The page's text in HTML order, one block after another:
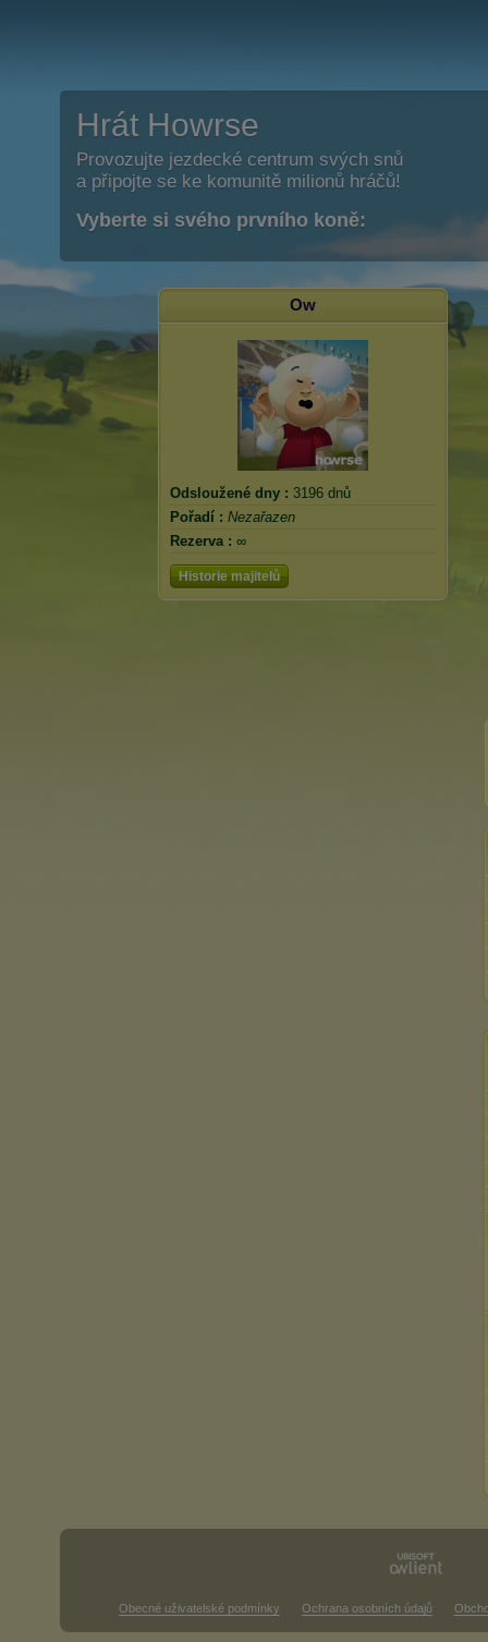
Hrát Howrse
Provozujte jezdecké centrum svých snů
a připojte se ke komunitě milionů hráčů!
Vyberte si svého prvního koně:
Ow
Odsloužené dny : 3196 dnů
Pořadí : Nezařazen
Rezerva : ∞
Historie majitelů
Obecné uživatelské podmínky Ochrana osobních údajů